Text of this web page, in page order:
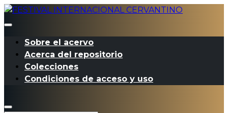
Sobre el acervo
Acerca del repositorio
Colecciones
Condiciones de acceso y uso